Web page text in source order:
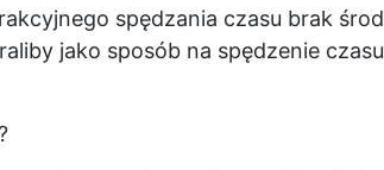
spędzania czasu brak
jako sposób na spędzenie